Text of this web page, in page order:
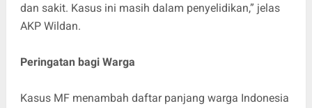
dan sakit. Kasus ini masih dalam penyelidikan,” jelas
AKP Wildan.
Peringatan bagi Warga
Kasus MF menambah daftar panjang warga Indonesia